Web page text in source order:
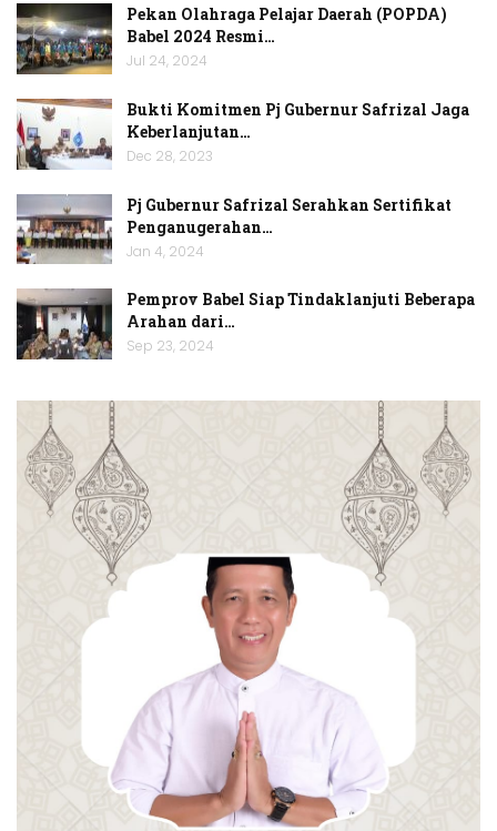
Pekan Olahraga Pelajar Daerah (POPDA)
Babel 2024 Resmi…
Jul 24, 2024
Bukti Komitmen Pj Gubernur Safrizal Jaga
Keberlanjutan…
Dec 28, 2023
Pj Gubernur Safrizal Serahkan Sertifikat
Penganugerahan…
Jan 4, 2024
Pemprov Babel Siap Tindaklanjuti Beberapa
Arahan dari…
Sep 23, 2024